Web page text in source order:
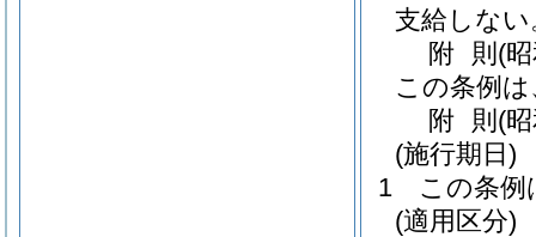
支給しない
附 則 (
この条例
附 則 (
(施行期日)
1
この条例
(適用区分)